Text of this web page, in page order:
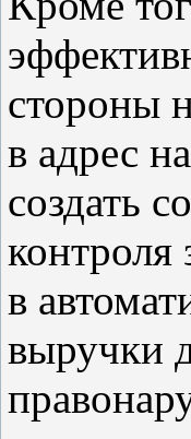
стороны
в адрес
создать
в
выручки